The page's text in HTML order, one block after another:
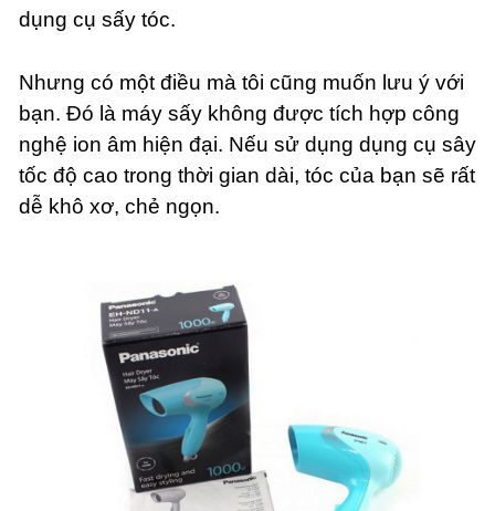
dụng cụ sấy tóc.
Nhưng có một điều mà tôi cũng muốn lưu ý với
bạn. Đó là máy sấy không được tích hợp công
nghệ ion âm hiện đại. Nếu sử dụng dụng cụ sây
tốc độ cao trong thời gian dài, tóc của bạn sẽ rất
dễ khô xơ, chẻ ngọn.